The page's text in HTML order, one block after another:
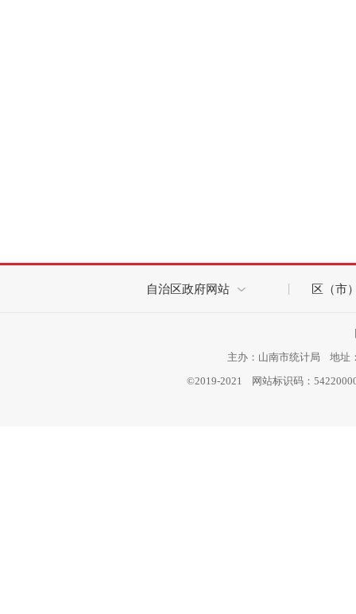
自治区政府网站 区（市
主办：山南市统计局 地址
©2019-2021 网站标识码：